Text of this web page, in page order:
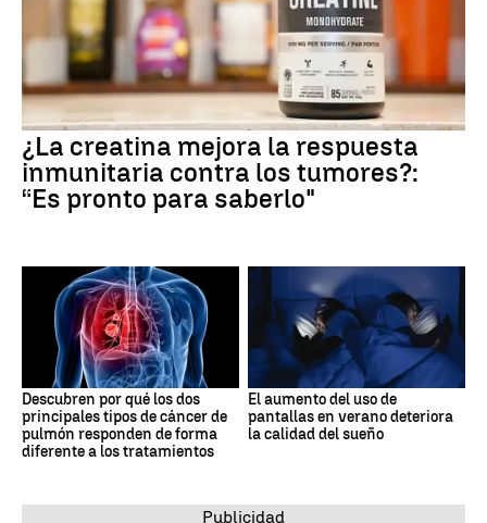
¿La creatina mejora la respuesta
inmunitaria contra los tumores?:
“Es pronto para saberlo"
Descubren por qué los dos
principales tipos de cáncer de
pulmón responden de forma
diferente a los tratamientos
El aumento del uso de
pantallas en verano deteriora
la calidad del sueño